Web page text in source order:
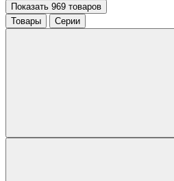
Показать 969 товаров
Товары
Серии